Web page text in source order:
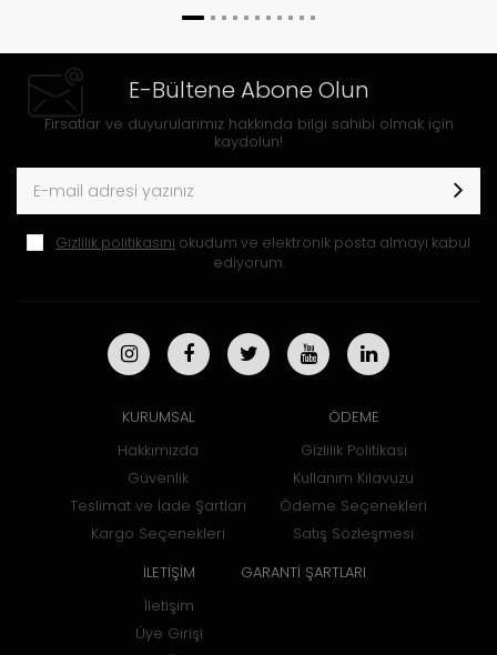
E-Bültene Abone Olun
Fırsatlar ve duyurularımız hakkında bilgi sahibi olmak için
kaydolun!
Gizlilik politikasını okudum ve elektronik posta almayı kabul
ediyorum.
KURUMSAL
Hakkımızda
Güvenlik
Teslimat ve İade Şartları
Kargo Seçenekleri
ÖDEME
Gizlilik Politikası
Kullanım Kılavuzu
Ödeme Seçenekleri
Satış Sözleşmesi
İLETİŞİM
İletişim
Üye Girişi
GARANTİ ŞARTLARI